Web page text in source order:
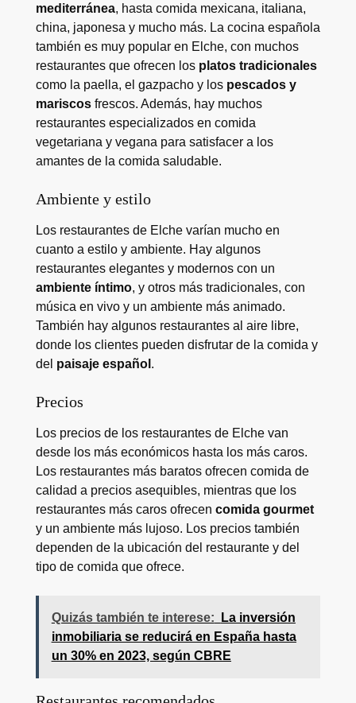
mediterránea, hasta comida mexicana, italiana,
china, japonesa y mucho más. La cocina española
también es muy popular en Elche, con muchos
restaurantes que ofrecen los platos tradicionales
como la paella, el gazpacho y los pescados y
mariscosfrescos. Además, hay muchos
restaurantes especializados en comida
vegetariana y vegana para satisfacer a los
amantes de la comida saludable.
Ambiente y estilo
Los restaurantes de Elche varían mucho en
cuanto a estilo y ambiente. Hay algunos
restaurantes elegantes y modernos con un
ambiente íntimo, y otros más tradicionales, con
música en vivo y un ambiente más animado.
También hay algunos restaurantes al aire libre,
donde los clientes pueden disfrutar de la comida y
del paisaje español .
Precios
Los precios de los restaurantes de Elche van
desde los más económicos hasta los más caros.
Los restaurantes más baratos ofrecen comida de
calidad a precios asequibles, mientras que los
restaurantes más caros ofrecen comida gourmet
y un ambiente más lujoso. Los precios también
dependen de la ubicación del restaurante y del
tipo de comida que ofrece.
Quizás también te interese:
La inversión
inmobiliaria se reducirá en España hasta
un 30% en 2023, según CBRE